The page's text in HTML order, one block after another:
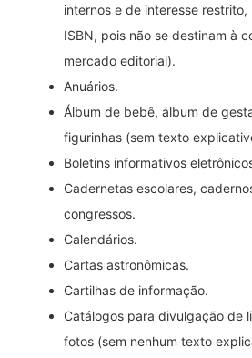
internos e de interesse
ISBN, pois não se destinam à
mercado editorial).
Anuários.
Álbum de bebê, álbum de
figurinhas (sem texto
Boletins informativos
Cadernetas escolares,
congressos.
Calendários.
Cartas astronômicas.
Cartilhas de informação.
Catálogos para divulgação de
fotos (sem nenhum texto